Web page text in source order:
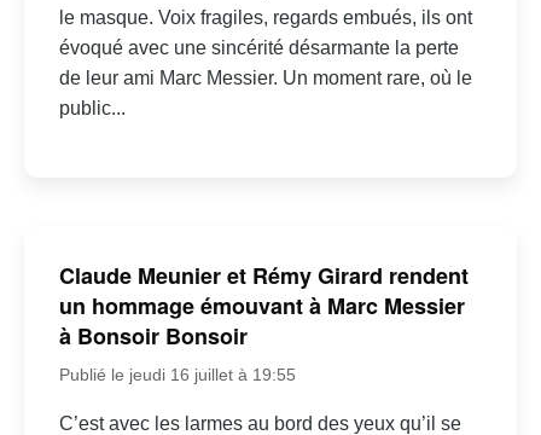
le masque. Voix fragiles, regards embués, ils ont
évoqué avec une sincérité désarmante la perte
de leur ami Marc Messier. Un moment rare, où le
public...
Claude Meunier et Rémy Girard rendent
un hommage émouvant à Marc Messier
à Bonsoir Bonsoir
Publié le jeudi 16 juillet à 19:55
C’est avec les larmes au bord des yeux qu’il se